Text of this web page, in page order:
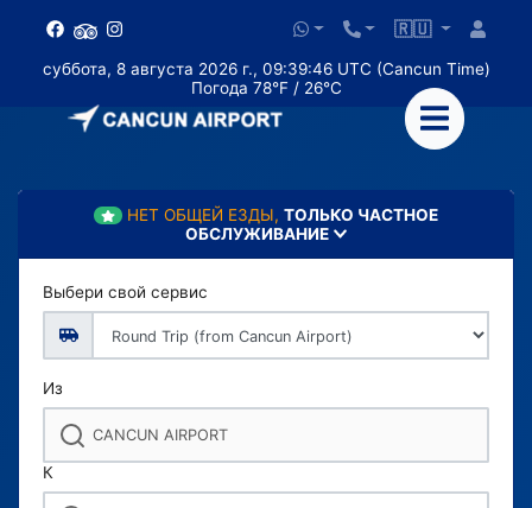
🇷🇺
суббота, 8 августа 2026 г., 09:39:47 UTC (Cancun Time)
Погода 78°F / 26°C
НЕТ ОБЩЕЙ ЕЗДЫ, ТОЛЬКО ЧАСТНОЕ
ОБСЛУЖИВАНИЕ
Выбери свой сервис
Из
К